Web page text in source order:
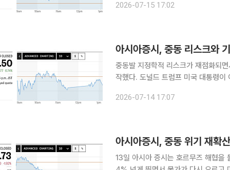
2026-07-15 17:02
아시아증시, 중동 리스크
중동발 지정학적 리스크가 재점화되
작했다. 도널드 트럼프 미국 대통령이 이란 항구의 봉쇄를 재개하는 한편, 호르무즈 해협 통과 선박
벌 인플레이션 압력과 연방준비제도
2026-07-14 17:07
아시아증시, 중동 위기 재
13일 아시아 증시는 호르무즈 해협을